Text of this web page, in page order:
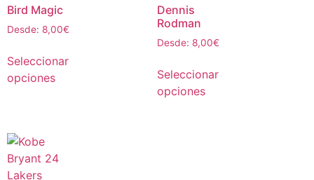
Bird Magic
Desde: 8,00€
Seleccionar
opciones
Dennis
Rodman
Desde: 8,00€
Seleccionar
opciones